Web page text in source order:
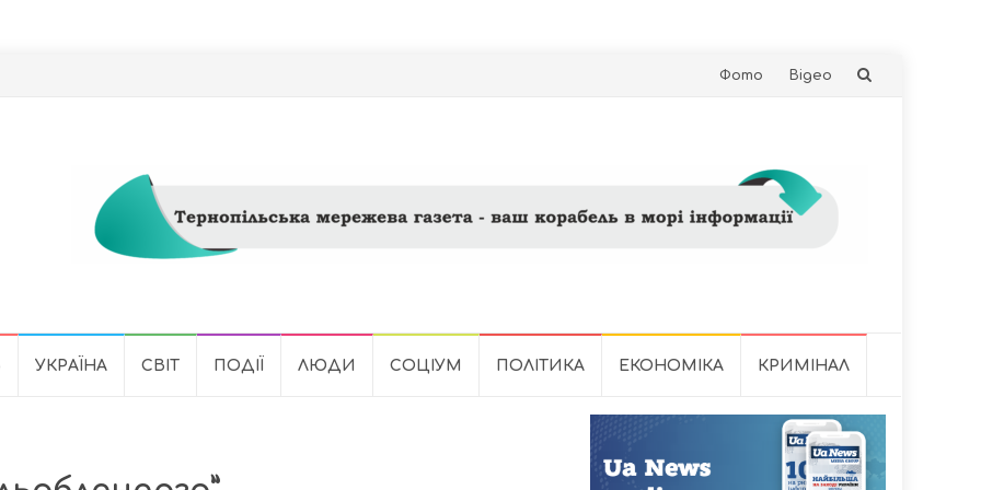
Skip
Фото Відео
УКРАЇНА СВІТ ПОДІЇ ЛЮДИ СОЦІУМ ПОЛІТИКА ЕКОНОМІКА КРИМІНАЛ